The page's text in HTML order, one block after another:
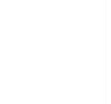
je 5 z 5 hvězdiček.
je 5 z 5 hvězdiček.